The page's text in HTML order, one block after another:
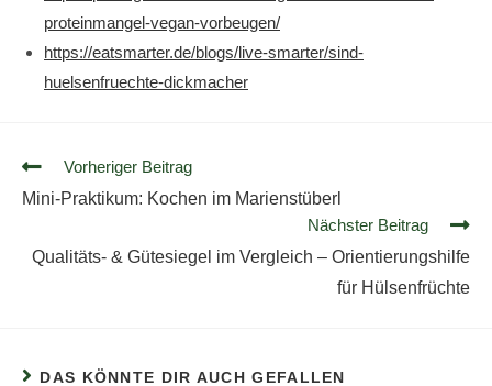
proteinmangel-vegan-vorbeugen/
https://eatsmarter.de/blogs/live-smarter/sind-
huelsenfruechte-dickmacher
Vorheriger Beitrag
Mini-Praktikum: Kochen im Marienstüberl
Nächster Beitrag
Qualitäts- & Gütesiegel im Vergleich – Orientierungshilfe
für Hülsenfrüchte
DAS KÖNNTE DIR AUCH GEFALLEN